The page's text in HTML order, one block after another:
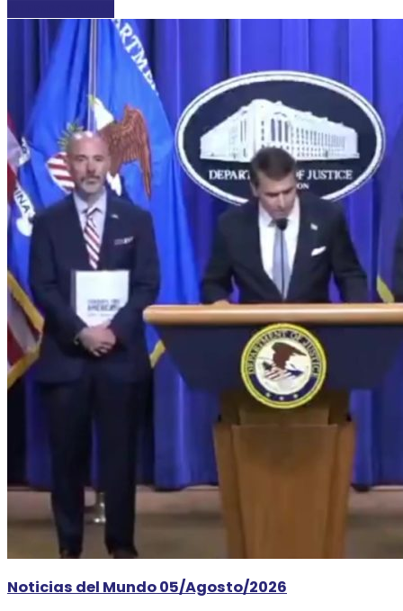
Noticias del Mundo 05/Agosto/2026